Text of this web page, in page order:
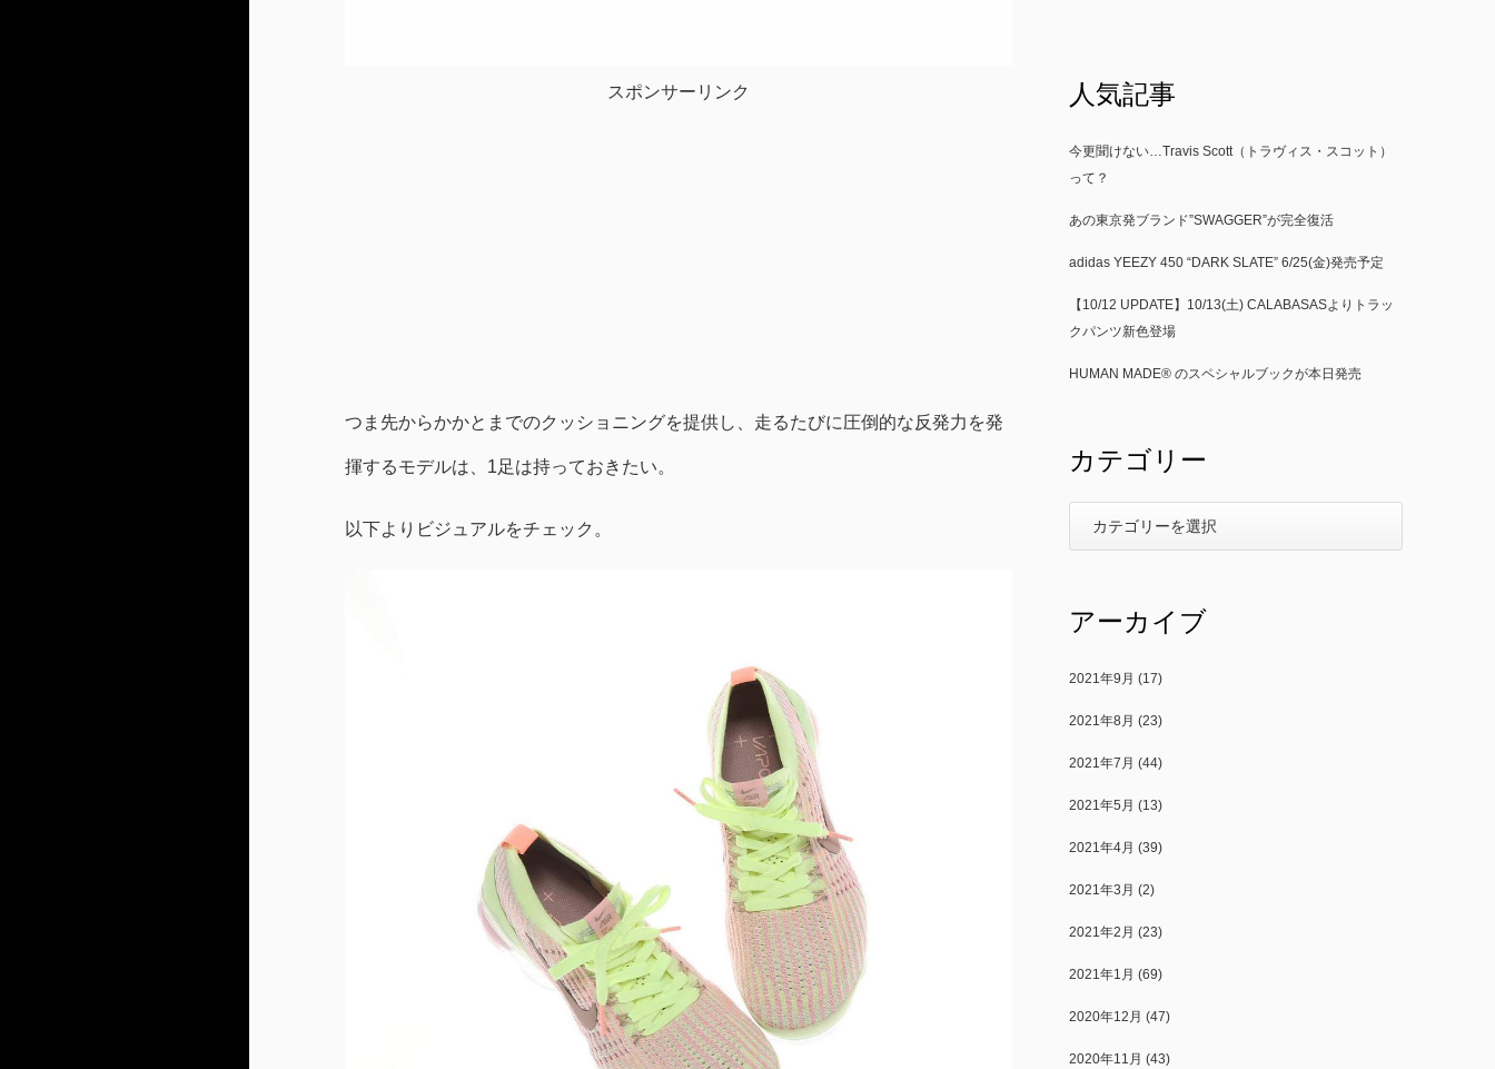
スポンサーリンク
つま先からかかとまでのクッショニングを提供し、走るたびに圧倒的な反発力を発
揮するモデルは、1足は持っておきたい。
以下よりビジュアルをチェック。
人気記事
今更聞けない…Travis Scott（トラヴィス・スコット）
って？
あの東京発ブランド”SWAGGER”が完全復活
adidas YEEZY 450 “DARK SLATE” 6/25(金)発売予定
【10/12 UPDATE】10/13(土) CALABASASよりトラッ
クパンツ新色登場
HUMAN MADE® のスペシャルブックが本日発売
カテゴリー
アーカイブ
2021年9月 (17)
2021年8月 (23)
2021年7月 (44)
2021年5月 (13)
2021年4月 (39)
2021年3月 (2)
2021年2月 (23)
2021年1月 (69)
2020年12月 (47)
2020年11月 (43)